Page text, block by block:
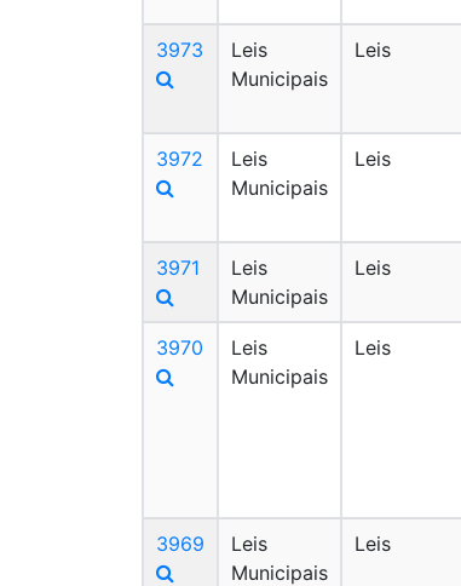
3973
Leis
Municipais
Leis
3972
Leis
Municipais
Leis
3971
Leis
Municipais
Leis
3970
Leis
Municipais
Leis
3969
Leis
Municipais
Leis